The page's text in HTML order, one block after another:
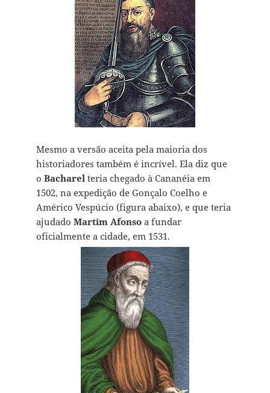
Mesmo a versão aceita pela maioria dos
historiadores também é incrível. Ela diz que
o Bacharelteria chegado à Cananéia em
1502, na expedição de Gonçalo Coelho e
Américo Vespúcio (figura abaixo), e que teria
ajudado Martim Afonsoa fundar
oficialmente a cidade, em 1531.